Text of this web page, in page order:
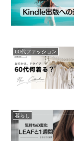
60代ファッション
暮らし